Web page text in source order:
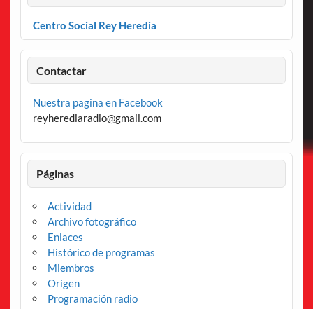
Centro Social Rey Heredia
Contactar
Nuestra pagina en Facebook
reyherediaradio@gmail.com
Páginas
Actividad
Archivo fotográfico
Enlaces
Histórico de programas
Miembros
Origen
Programación radio